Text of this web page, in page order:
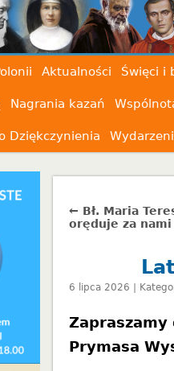
Aktualności Święci i
Nagrania kazań
Dziękczynienia
← Bł. Maria
oręduje za nami
6 lipca 2026 |
Zapraszamy
Prymasa